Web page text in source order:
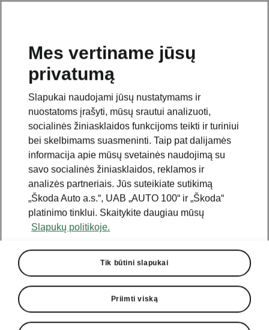
Mes vertiname jūsų
privatumą
Slapukai naudojami jūsų nustatymams ir
nuostatoms įrašyti, mūsų srautui analizuoti,
socialinės žiniasklaidos funkcijoms teikti ir turiniui
bei skelbimams suasmeninti. Taip pat dalijamės
informacija apie mūsų svetainės naudojimą su
savo socialinės žiniasklaidos, reklamos ir
analizės partneriais. Jūs suteikiate sutikimą
„Škoda Auto a.s.“, UAB „AUTO 100“ ir „Škoda“
platinimo tinklui. Skaitykite daugiau mūsų
Slapukų politikoje.
Tik būtini slapukai
Priimti viską